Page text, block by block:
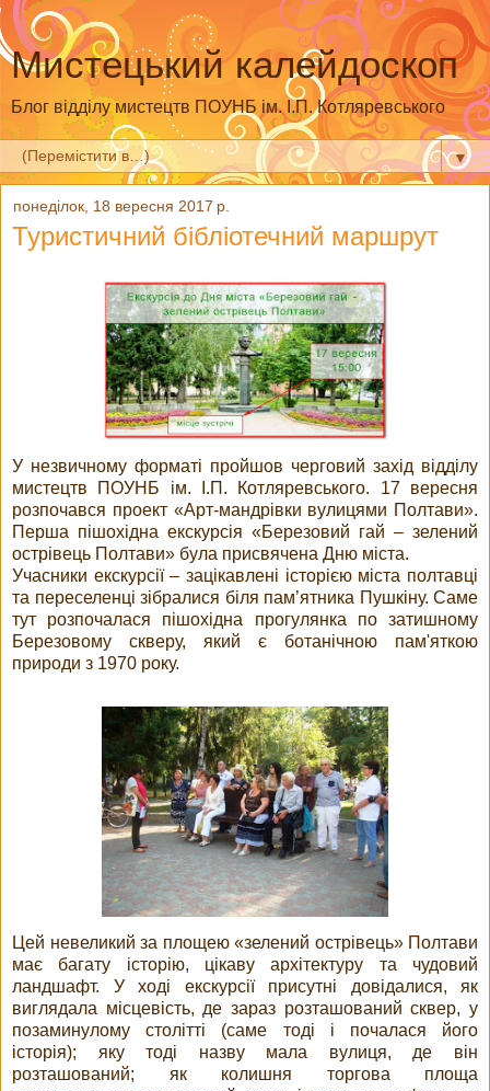
Мистецький калейдоскоп
Блог відділу мистецтв ПОУНБ ім. І.П. Котляревського
▼
понеділок, 18 вересня 2017 р.
Туристичний бібліотечний маршрут
У незвичному форматі пройшов черговий захід відділу
мистецтв ПОУНБ ім. І.П. Котляревського. 17 вересня
розпочався проект «Арт-мандрівки вулицями Полтави».
Перша пішохідна екскурсія «Березовий гай – зелений
острівець Полтави» була присвячена Дню міста.
Учасники екскурсії – зацікавлені історією міста полтавці
та переселенці зібралися біля пам’ятника Пушкіну. Саме
тут розпочалася пішохідна прогулянка по затишному
Березовому скверу, який є ботанічною пам'яткою
природи з 1970 року.
Цей невеликий за площею «зелений острівець» Полтави
має багату історію, цікаву архітектуру та чудовий
ландшафт. У ході екскурсії присутні довідалися, як
виглядала місцевість, де зараз розташований сквер, у
позаминулому столітті (саме тоді і почалася його
історія); яку тоді назву мала вулиця, де він
розташований; як колишня торгова площа